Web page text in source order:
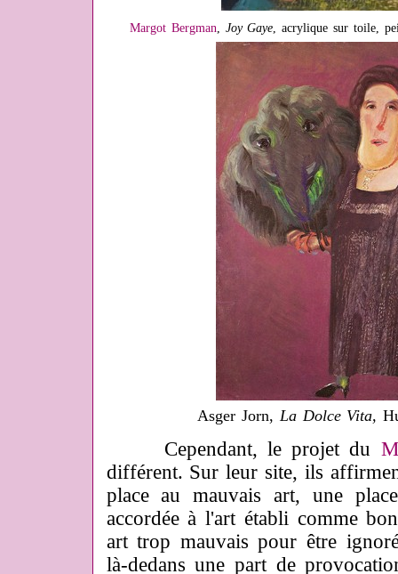
Margot Bergman Joy Gaye , acrylique sur toile,
Asger Jorn, La Dolce Vita,
Cependant, le projet du
différent. Sur leur site, ils
place au mauvais art, une
accordée à l'art établi comme
art trop mauvais pour être
là-dedans une part de